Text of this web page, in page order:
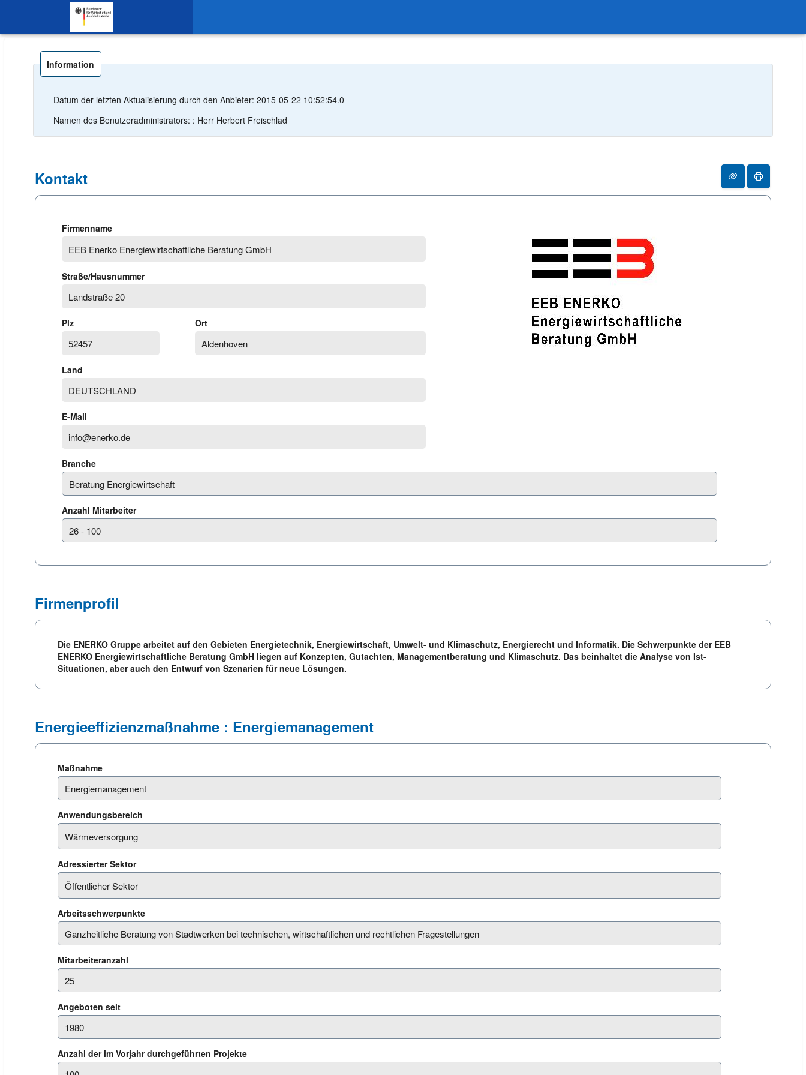
SKIP TO CONTENT.
Information
Datum der letzten Aktualisierung durch den Anbieter: 2015-05-22 10:52:54.0
Namen des Benutzeradministrators: : Herr Herbert Freischlad
Kontakt
Firmenname
Straße/Hausnummer
Plz Ort
Land
E-Mail
Branche
Anzahl Mitarbeiter
Firmenprofil
Die ENERKO Gruppe arbeitet auf den Gebieten Energietechnik, Energiewirtschaft, Umwelt- und Klimaschutz, Energierecht und Informatik. Die Schwerpunkte der EEB
ENERKO Energiewirtschaftliche Beratung GmbH liegen auf Konzepten, Gutachten, Managementberatung und Klimaschutz. Das beinhaltet die Analyse von Ist-
Situationen, aber auch den Entwurf von Szenarien für neue Lösungen.
Energieeffizienzmaßnahme : Energiemanagement
Maßnahme
Anwendungsbereich
Adressierter Sektor
Arbeitsschwerpunkte
Mitarbeiteranzahl
Angeboten seit
Anzahl der im Vorjahr durchgeführten Projekte